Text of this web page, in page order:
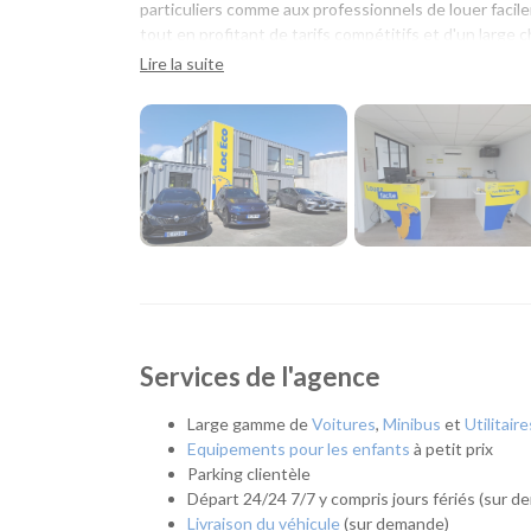
particuliers comme aux professionnels de louer
tout en profitant de tarifs compétitifs et d'un large
Une agence pour tous vos projets
Que vous prépariez un déménagement, un
simplement besoin d'un véhicule pour quelques
Son emplacement permet de rejoindre rapidement
communes voisines.
Quel véhicule choisir ?
Routières, SUV et monospaces pour les
Minibus pour voyager en groupe.
Utilitaires de différentes capacités pour un
Véhicules spécifiques, comme les camions
répondre à des besoins plus particuliers.
L'esprit Loc Eco
Lire la suite
Services de l'agence
Large gamme deVoitures, Minibus et
Equipements pour les enfants à petit prix
Parking clientèle
Départ 24/24 7/7 y compris jours fériés (sur
Livraison du véhicule(sur demande)